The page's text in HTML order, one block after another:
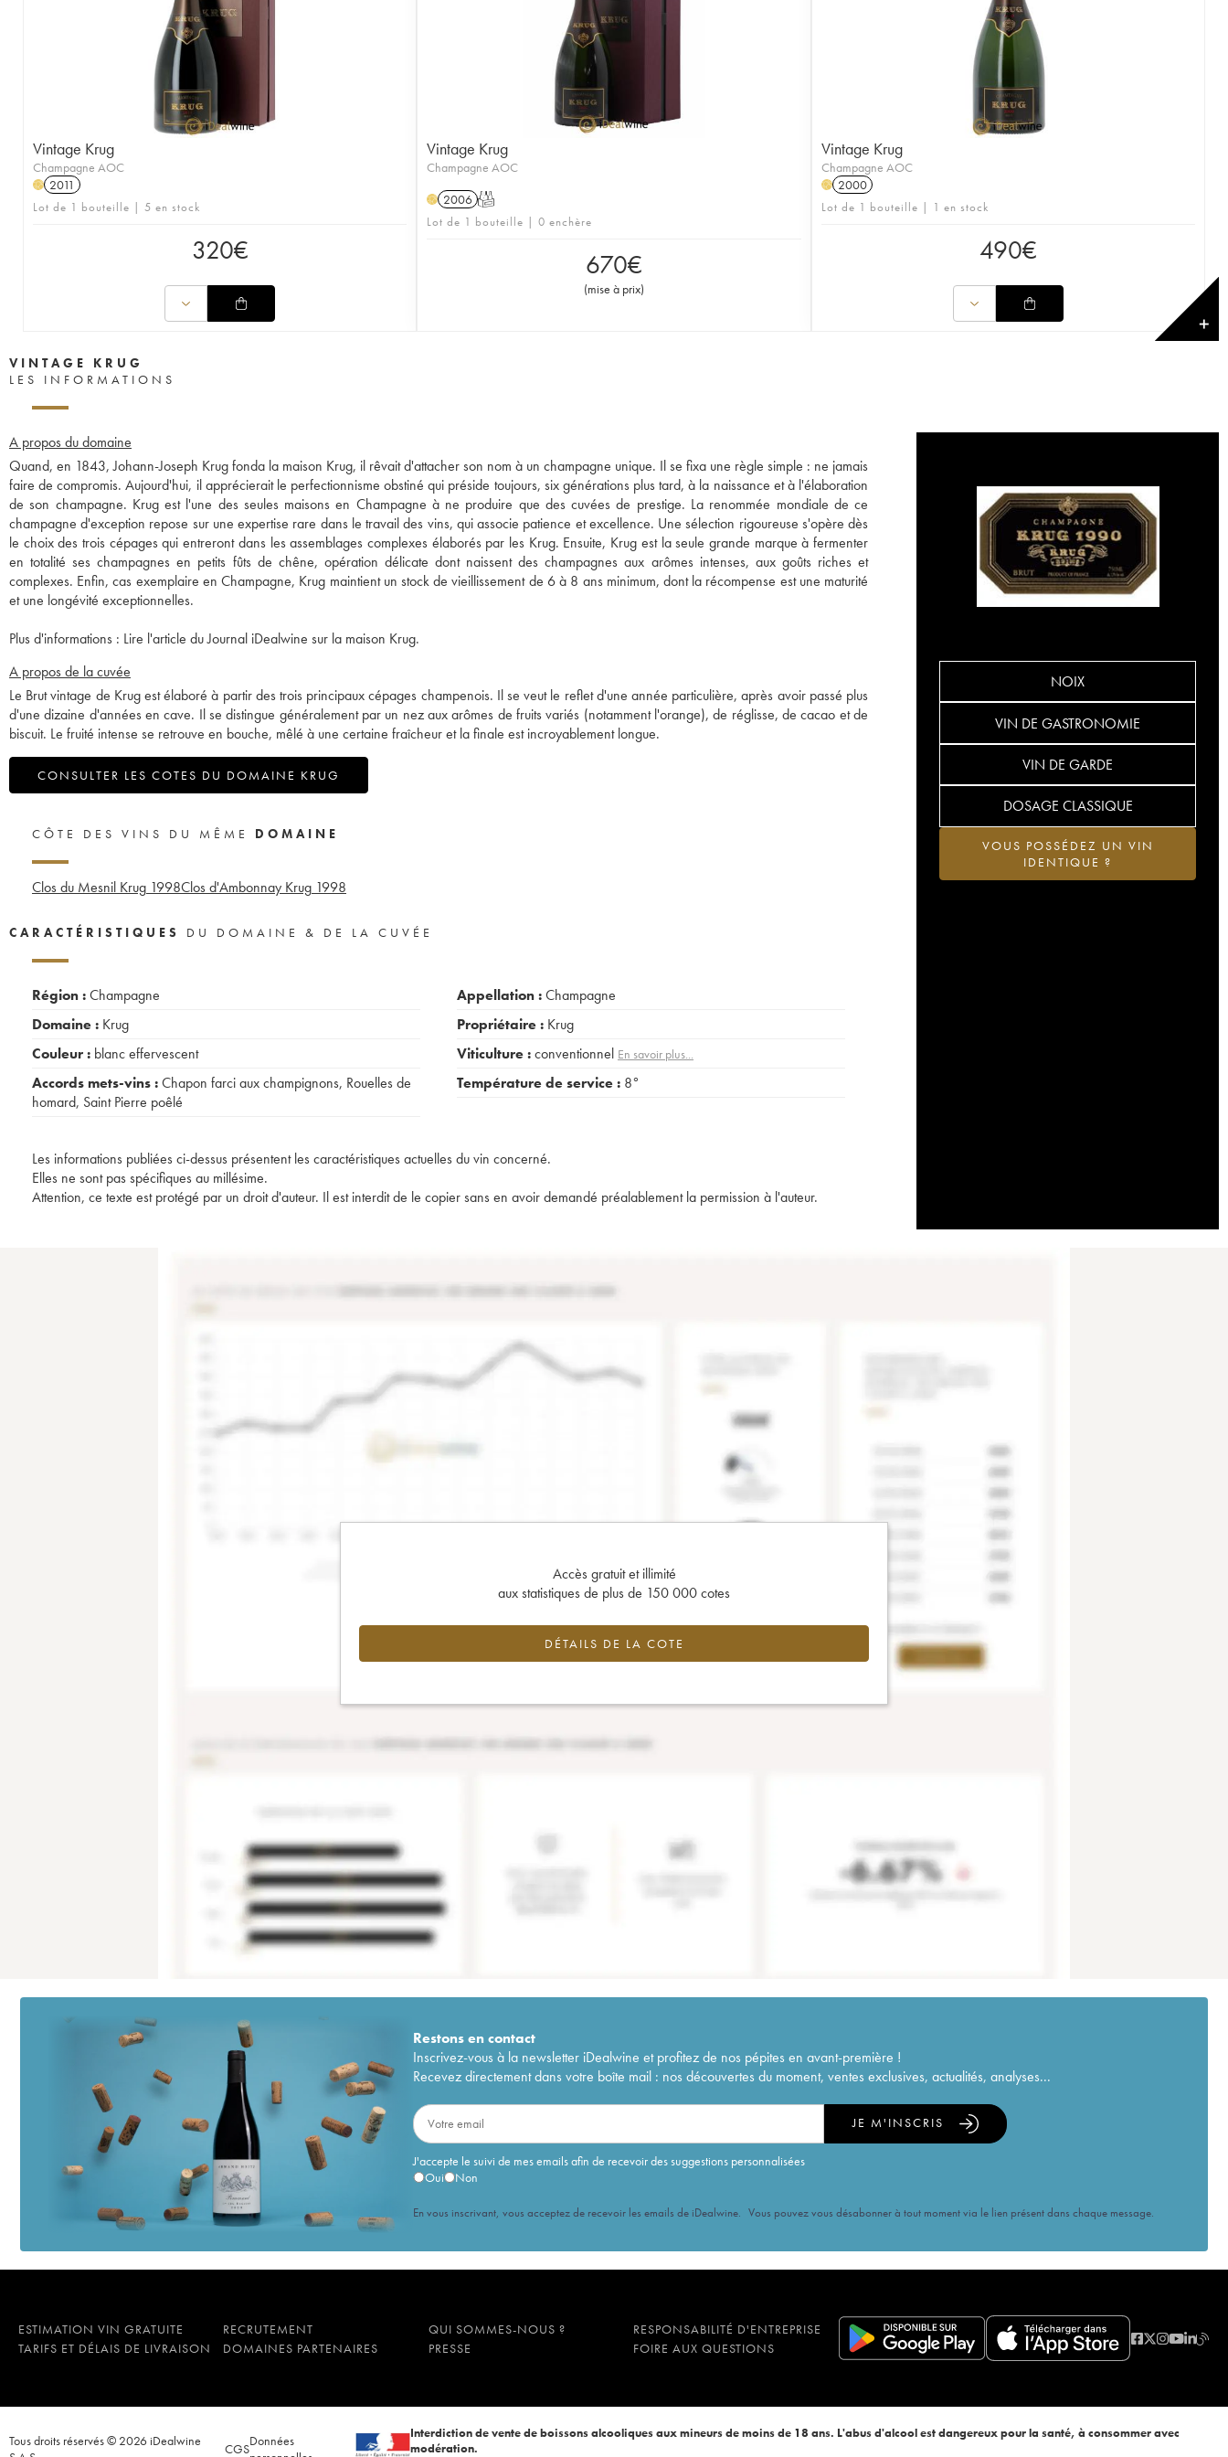
Vintage Krug
Champagne AOC
H 2011
Lot de 1 bouteille | 5 en stock
320€
Vintage Krug
Champagne AOC
H 2006 T
Lot de 1 bouteille | 0 enchère
670€
(mise à prix)
Vintage Krug
Champagne AOC
H 2000
Lot de 1 bouteille | 1 en stock
490€
✕
VINTAGE KRUG
LES INFORMATIONS
A propos du domaine
Quand, en 1843, Johann-Joseph Krug fonda la maison Krug, il rêvait d'attacher son nom à un champagne unique. Il se fixa une règle simple : ne jamais
faire de compromis. Aujourd'hui, il apprécierait le perfectionnisme obstiné qui préside toujours, six générations plus tard, à la naissance et à l'élaboration
de son champagne. Krug est l'une des seules maisons en Champagne à ne produire que des cuvées de prestige. La renommée mondiale de ce
champagne d'exception repose sur une expertise rare dans le travail des vins, qui associe patience et excellence. Une sélection rigoureuse s'opère dès
le choix des trois cépages qui entreront dans les assemblages complexes élaborés par les Krug. Ensuite, Krug est la seule grande marque à fermenter
en totalité ses champagnes en petits fûts de chêne, opération délicate dont naissent des champagnes aux arômes intenses, aux goûts riches et
complexes. Enfin, cas exemplaire en Champagne, Krug maintient un stock de vieillissement de 6 à 8 ans minimum, dont la récompense est une maturité
et une longévité exceptionnelles.
Plus d'informations : Lire l'article du Journal iDealwine sur la maison Krug.
A propos de la cuvée
Le Brut vintage de Krug est élaboré à partir des trois principaux cépages champenois. Il se veut le reflet d'une année particulière, après avoir passé plus
d'une dizaine d'années en cave. Il se distingue généralement par un nez aux arômes de fruits variés (notamment l'orange), de réglisse, de cacao et de
biscuit. Le fruité intense se retrouve en bouche, mêlé à une certaine fraîcheur et la finale est incroyablement longue.
CONSULTER LES COTES DU DOMAINE KRUG
NOIX
VIN DE GASTRONOMIE
VIN DE GARDE
DOSAGE CLASSIQUE
VOUS POSSÉDEZ UN VIN
IDENTIQUE ?
CÔTE DES VINS DU MÊME DOMAINE
Clos du Mesnil Krug 1998Clos d'Ambonnay Krug 1998
CARACTÉRISTIQUES DU DOMAINE & DE LA CUVÉE
Région :Champagne
Domaine : Krug
Couleur : blanc effervescent
Accords mets-vins :Chapon farci aux champignons, Rouelles de
homard, Saint Pierre poêlé
Appellation :Champagne
Propriétaire : Krug
Viticulture :conventionnel En savoir plus...
Température de service : 8°
Les informations publiées ci-dessus présentent les caractéristiques actuelles du vin concerné.
Elles ne sont pas spécifiques au millésime.
Attention, ce texte est protégé par un droit d'auteur. Il est interdit de le copier sans en avoir demandé préalablement la permission à l'auteur.
Accès gratuit et illimité
aux statistiques de plus de 150 000 cotes
DÉTAILS DE LA COTE
Restons encontact
Inscrivez-vous à la newsletter iDealwine et profitez de nos pépites en avant-première !
Recevez directement dans votre boîte mail : nos découvertes du moment, ventes exclusives, actualités, analyses...
J'accepte le suivi de mes emails afin de recevoir des suggestions personnalisées
Oui
Non
JE M'INSCRIS
En vous inscrivant, vous acceptez de recevoir les emails de iDealwine. Vous pouvez vous désabonner à tout moment via le lien présent dans chaque message.
ESTIMATION VIN GRATUITE RECRUTEMENT QUI SOMMES-NOUS ?
RESPONSABILITÉ D'ENTREPRISE
TARIFS ET DÉLAIS DE LIVRAISON
DOMAINES PARTENAIRES PRESSE FOIRE AUX QUESTIONS
Tous droits réservés © 2026 iDealwine
CGSDonnées
Interdiction de vente de boissons alcooliques aux mineurs de moins de 18 ans. L'abus d'alcool est dangereux pour la santé, à consommer avec
modération.